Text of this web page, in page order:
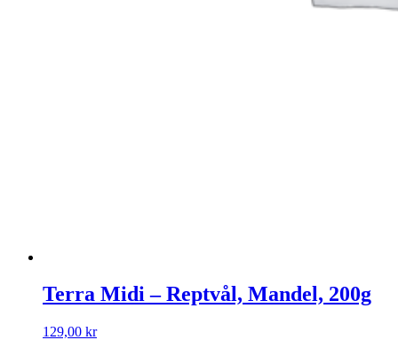
Terra Midi – Reptvål, Mandel, 200g
129,00 kr